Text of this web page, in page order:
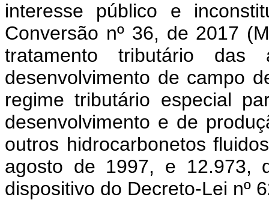
interesse público e
Conversão nº 36, de 2017
tratamento tributário
desenvolvimento de campo
regime tributário especial
desenvolvimento e de
outros hidrocarbonetos
agosto de 1997, e 12.973,
dispositivo do Decreto-Lei nº